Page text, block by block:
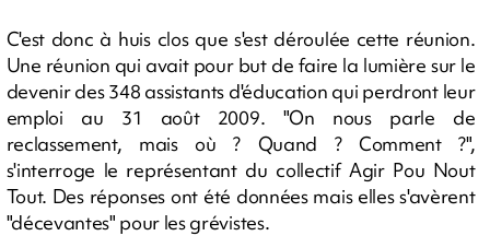
C'est donc à huis clos que s'est déroulée cette réunion.
Une réunion qui avait pour but de faire la lumière sur le
devenir des 348 assistants d'éducation qui perdront leur
emploi au 31 août 2009. "On nous parle de
reclassement, mais où ? Quand ? Comment ?",
s'interroge le représentant du collectif Agir Pou Nout
Tout. Des réponses ont été données mais elles s'avèrent
"décevantes" pour les grévistes.